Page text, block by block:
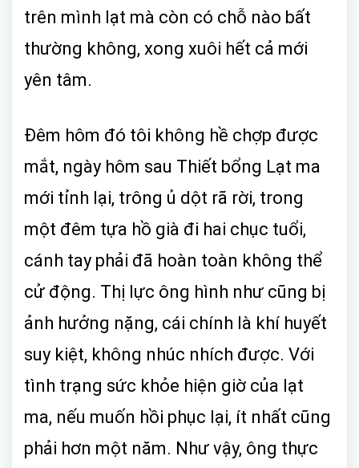
trên mình lạt mà còn có chỗ nào bất
thường không, xong xuôi hết cả mới
yên tâm.
Đêm hôm đó tôi không hề chợp được
mắt, ngày hôm sau Thiết bổng Lạt ma
mới tỉnh lại, trông ủ dột rã rời, trong
một đêm tựa hồ già đi hai chục tuổi,
cánh tay phải đã hoàn toàn không thể
cử động. Thị lực ông hình như cũng bị
ảnh hưởng nặng, cái chính là khí huyết
suy kiệt, không nhúc nhích được. Với
tình trạng sức khỏe hiện giờ của lạt
ma, nếu muốn hồi phục lại, ít nhất cũng
phải hơn một năm. Như vậy, ông thực